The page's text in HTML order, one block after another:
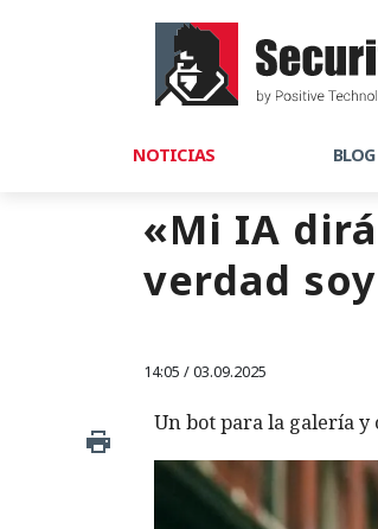
NOTICIAS BLOG
«Mi IA
verdad
14:05 / 03.09.2025
Un bot para la galería y